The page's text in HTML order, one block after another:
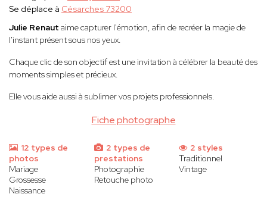
Fiche photographe
Se déplace à Césarches 73200
Julie Renaut aime capturer l'émotion, afin de recréer la magie de
l'instant présent sous nos yeux.
Chaque clic de son objectif est une invitation à célébrer la beauté des
moments simples et précieux.
Elle vous aide aussi à sublimer vos projets professionnels.
12 types de
photos
Mariage
Grossesse
Naissance
2 types de
prestations
Photographie
Retouche photo
2 styles
Traditionnel
Vintage